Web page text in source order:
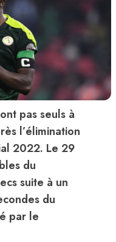
pas seuls à
l’élimination
2022. Le 29
du
suite à un
du
par le